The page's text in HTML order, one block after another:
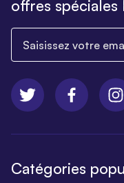
offres spéciales
Catégories